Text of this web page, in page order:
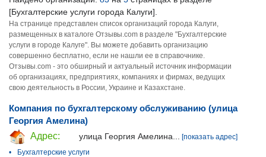
[Бухгалтерские услуги города Калуги].
На странице представлен список организаций города Калуги,
размещенных в каталоге Отзывы.com в разделе "Бухгалтерские
услуги в городе Калуге". Вы можете добавить организацию
совершенно бесплатно, если не нашли ее в справочнике.
Отзывы.com - это обширный и актуальный источник информации
об организациях, предприятиях, компаниях и фирмах, ведущих
свою деятельность в России, Украине и Казахстане.
Компания по бухгалтерскому обслуживанию (улица
Георгия Амелина)
Адрес:
улица Георгия Амелина...
[показать адрес]
•
Бухгалтерские услуги